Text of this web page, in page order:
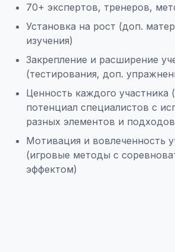
70+ экспертов, тренеров,
Установка на рост (доп.
изучения)
Закрепление и расширение
(тестирования, доп.
Ценность каждого участника
потенциал специалистов с
разных элементов и
Мотивация и вовлеченность
(игровые методы с
эффектом)